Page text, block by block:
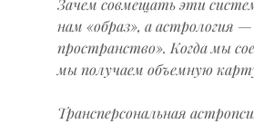
Зачем совмещать эти
нам «образ», а астрология
пространство». Когда мы
мы получаем объемную
Трансперсональная